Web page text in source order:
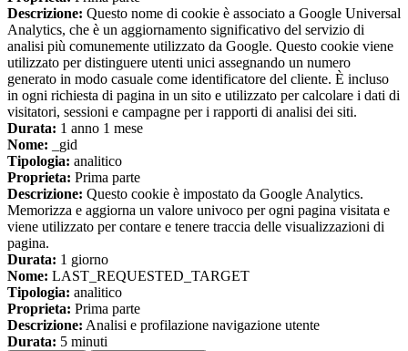
Descrizione: Questo nome di cookie è associato a Google Universal
Analytics, che è un aggiornamento significativo del servizio di
analisi più comunemente utilizzato da Google. Questo cookie viene
utilizzato per distinguere utenti unici assegnando un numero
generato in modo casuale come identificatore del cliente. È incluso
in ogni richiesta di pagina in un sito e utilizzato per calcolare i dati di
visitatori, sessioni e campagne per i rapporti di analisi dei siti.
Durata: 1 anno 1 mese
Nome: _gid
Tipologia: analitico
Proprieta: Prima parte
Descrizione: Questo cookie è impostato da Google Analytics.
Memorizza e aggiorna un valore univoco per ogni pagina visitata e
viene utilizzato per contare e tenere traccia delle visualizzazioni di
pagina.
Durata: 1 giorno
Nome: LAST_REQUESTED_TARGET
Tipologia: analitico
Proprieta: Prima parte
Descrizione: Analisi e profilazione navigazione utente
Durata: 5 minuti